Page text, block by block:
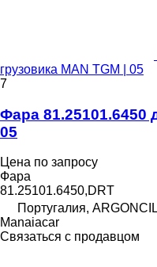
грузовика MAN TGM | 05
7
Фара 81.25101.6450
05
Цена по запросу
Фара
81.25101.6450,DRT
Португалия,
Manaiacar
Связаться с продавцом